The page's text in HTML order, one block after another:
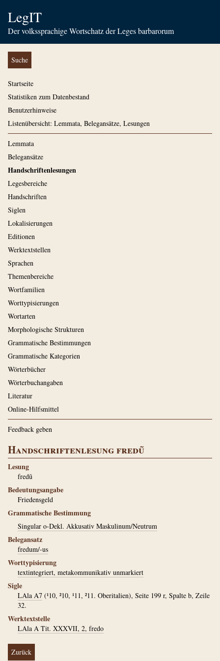
LegIT
Der volkssprachige Wortschatz der Leges barbarorum
Suche
Startseite
Statistiken zum Datenbestand
Benutzerhinweise
Listenübersicht: Lemmata, Belegansätze, Lesungen
Lemmata
Belegansätze
Handschriftenlesungen
Legesbereiche
Handschriften
Siglen
Lokalisierungen
Editionen
Werktextstellen
Sprachen
Themenbereiche
Wortfamilien
Worttypisierungen
Wortarten
Morphologische Strukturen
Grammatische Bestimmungen
Grammatische Kategorien
Wörterbücher
Wörterbuchangaben
Literatur
Online-Hilfsmittel
Feedback geben
Handschriftenlesung fredũ
Lesung
fredũ
Bedeutungsangabe
Friedensgeld
Grammatische Bestimmung
Singular o-Dekl. Akkusativ Maskulinum/Neutrum
Belegansatz
fredum/-us
Worttypisierung
textintegriert, metakommunikativ unmarkiert
Sigle
LAla A7 (¹10, ²10, ¹11, ²11. Oberitalien), Seite 199 r, Spalte b, Zeile
32.
Werktextstelle
LAla A Tit. XXXVII, 2, fredo
Zurück